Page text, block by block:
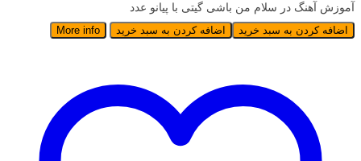
آموزش آهنگ در سلام من باشی گیتی با پیانو عدد
اضافه کردن به سبد خرید اضافه کردن به سبد خرید More info